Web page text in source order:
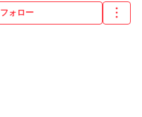
フォロー